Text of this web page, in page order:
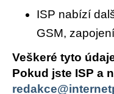
ISP nabízí
GSM,
Veškeré tyto
Pokud jste ISP a